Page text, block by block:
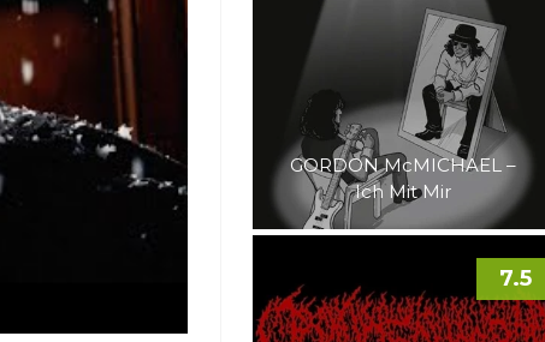
GORDON McMICHAEL –
Ich Mit Mir
7.5